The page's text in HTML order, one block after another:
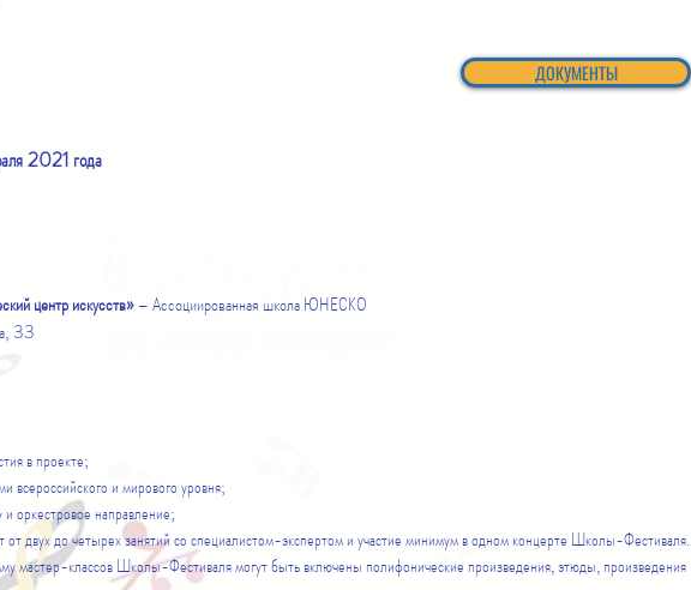
ДОКУМЕНТЫ
2021 года
центр искусств»– Ассоциированная школа ЮНЕСКО
33
в проекте;
всероссийского и мирового уровня;
оркестровое направление;
двух до четырех занятий со специалистом-экспертом и участие минимум в одном концерте Школы-Фестиваля.
мастер-классов Школы-Фестиваля могут быть включены полифонические произведения, этюды, произведения